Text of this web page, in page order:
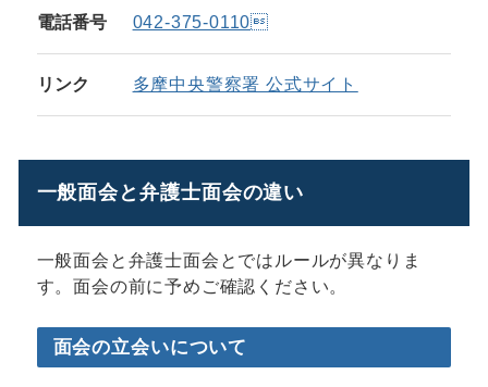
電話番号 042-375-0110
リンク 多摩中央警察署 公式サイト
一般面会と弁護士面会の違い
一般面会と弁護士面会とではルールが異なりま
す。面会の前に予めご確認ください。
面会の立会いについて